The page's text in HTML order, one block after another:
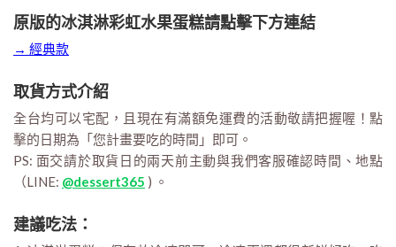
原版的冰淇淋彩虹水果蛋糕請點擊下方連結
→ 經典款
取貨方式介紹
全台均可以宅配，且現在有滿額免運費的活動敬請把握喔！點
擊的日期為「您計畫要吃的時間」即可。
PS: 面交請於取貨日的兩天前主動與我們客服確認時間、地點
（LINE: @dessert365 ) 。
建議吃法：